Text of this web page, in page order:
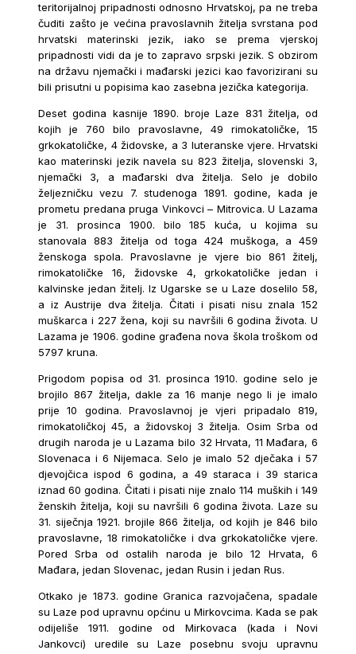
teritorijalnoj pripadnosti odnosno Hrvatskoj, pa ne treba
čuditi zašto je većina pravoslavnih žitelja svrstana pod
hrvatski materinski jezik, iako se prema vjerskoj
pripadnosti vidi da je to zapravo srpski jezik. S obzirom
na državu njemački i mađarski jezici kao favorizirani su
bili prisutni u popisima kao zasebna jezička kategorija.
Deset godina kasnije 1890. broje Laze 831 žitelja, od
kojih je 760 bilo pravoslavne, 49 rimokatoličke, 15
grkokatoličke, 4 židovske, a 3 luteranske vjere. Hrvatski
kao materinski jezik navela su 823 žitelja, slovenski 3,
njemački 3, a mađarski dva žitelja. Selo je dobilo
željezničku vezu 7. studenoga 1891. godine, kada je
prometu predana pruga Vinkovci – Mitrovica. U Lazama
je 31. prosinca 1900. bilo 185 kuća, u kojima su
stanovala 883 žitelja od toga 424 muškoga, a 459
ženskoga spola. Pravoslavne je vjere bio 861 žitelj,
rimokatoličke 16, židovske 4, grkokatoličke jedan i
kalvinske jedan žitelj. Iz Ugarske se u Laze doselilo 58,
a iz Austrije dva žitelja. Čitati i pisati nisu znala 152
muškarca i 227 žena, koji su navršili 6 godina života. U
Lazama je 1906. godine građena nova škola troškom od
5797 kruna.
Prigodom popisa od 31. prosinca 1910. godine selo je
brojilo 867 žitelja, dakle za 16 manje nego li je imalo
prije 10 godina. Pravoslavnoj je vjeri pripadalo 819,
rimokatoličkoj 45, a židovskoj 3 žitelja. Osim Srba od
drugih naroda je u Lazama bilo 32 Hrvata, 11 Mađara, 6
Slovenaca i 6 Nijemaca. Selo je imalo 52 dječaka i 57
djevojčica ispod 6 godina, a 49 staraca i 39 starica
iznad 60 godina. Čitati i pisati nije znalo 114 muških i 149
ženskih žitelja, koji su navršili 6 godina života. Laze su
31. siječnja 1921. brojile 866 žitelja, od kojih je 846 bilo
pravoslavne, 18 rimokatoličke i dva grkokatoličke vjere.
Pored Srba od ostalih naroda je bilo 12 Hrvata, 6
Mađara, jedan Slovenac, jedan Rusin i jedan Rus.
Otkako je 1873. godine Granica razvojačena, spadale
su Laze pod upravnu općinu u Mirkovcima. Kada se pak
odijeliše 1911. godine od Mirkovaca (kada i Novi
Jankovci) uredile su Laze posebnu svoju upravnu